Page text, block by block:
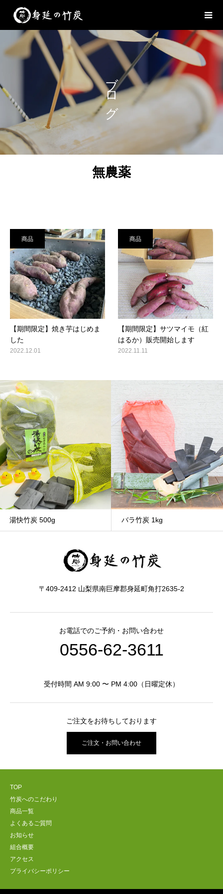
ブログ
無農薬
商品
【期間限定】焼き芋はじめま
した
2022.12.01
商品
【期間限定】サツマイモ（紅
はるか）販売開始します
2022.11.11
湯快竹炭 500g バラ竹炭 1kg
〒409-2412 山梨県南巨摩郡身延町角打2635-2
お電話でのご予約・お問い合わせ
0556-62-3611
受付時間 AM 9:00 〜 PM 4:00（日曜定休）
ご注文をお待ちしております
ご注文・お問い合わせ
TOP
竹炭へのこだわり
商品一覧
よくあるご質問
お知らせ
組合概要
アクセス
プライバシーポリシー